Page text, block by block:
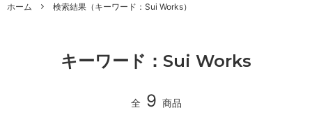
ホーム 検索結果（キーワード：Sui Works）
キーワード：Sui Works
全 9 商品